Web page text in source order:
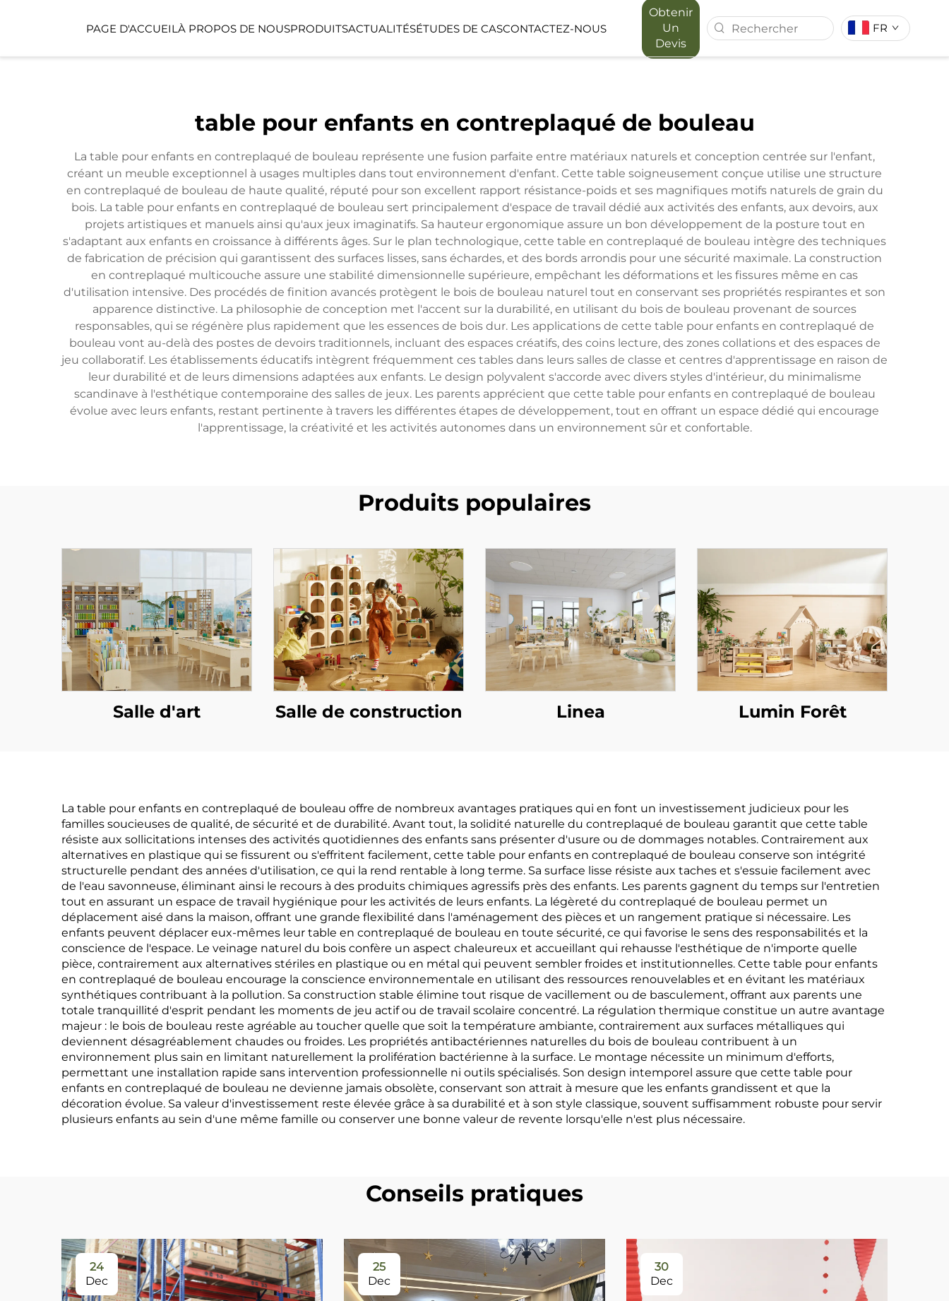
PAGE D'ACCUEIL À PROPOS DE NOUSPRODUITSACTUALITÉSÉTUDES DE CASCONTACTEZ-NOUS
Obtenir
Un
Devis
FR
table pour enfants en contreplaqué de bouleau
La table pour enfants en contreplaqué de bouleau représente une fusion parfaite entre matériaux naturels et conception centrée sur l'enfant,
créant un meuble exceptionnel à usages multiples dans tout environnement d'enfant. Cette table soigneusement conçue utilise une structure
en contreplaqué de bouleau de haute qualité, réputé pour son excellent rapport résistance-poids et ses magnifiques motifs naturels de grain du
bois. La table pour enfants en contreplaqué de bouleau sert principalement d'espace de travail dédié aux activités des enfants, aux devoirs, aux
projets artistiques et manuels ainsi qu'aux jeux imaginatifs. Sa hauteur ergonomique assure un bon développement de la posture tout en
s'adaptant aux enfants en croissance à différents âges. Sur le plan technologique, cette table en contreplaqué de bouleau intègre des techniques
de fabrication de précision qui garantissent des surfaces lisses, sans échardes, et des bords arrondis pour une sécurité maximale. La construction
en contreplaqué multicouche assure une stabilité dimensionnelle supérieure, empêchant les déformations et les fissures même en cas
d'utilisation intensive. Des procédés de finition avancés protègent le bois de bouleau naturel tout en conservant ses propriétés respirantes et son
apparence distinctive. La philosophie de conception met l'accent sur la durabilité, en utilisant du bois de bouleau provenant de sources
responsables, qui se régénère plus rapidement que les essences de bois dur. Les applications de cette table pour enfants en contreplaqué de
bouleau vont au-delà des postes de devoirs traditionnels, incluant des espaces créatifs, des coins lecture, des zones collations et des espaces de
jeu collaboratif. Les établissements éducatifs intègrent fréquemment ces tables dans leurs salles de classe et centres d'apprentissage en raison de
leur durabilité et de leurs dimensions adaptées aux enfants. Le design polyvalent s'accorde avec divers styles d'intérieur, du minimalisme
scandinave à l'esthétique contemporaine des salles de jeux. Les parents apprécient que cette table pour enfants en contreplaqué de bouleau
évolue avec leurs enfants, restant pertinente à travers les différentes étapes de développement, tout en offrant un espace dédié qui encourage
l'apprentissage, la créativité et les activités autonomes dans un environnement sûr et confortable.
Produits populaires
Salle d'art Salle de construction Linea Lumin Forêt
La table pour enfants en contreplaqué de bouleau offre de nombreux avantages pratiques qui en font un investissement judicieux pour les
familles soucieuses de qualité, de sécurité et de durabilité. Avant tout, la solidité naturelle du contreplaqué de bouleau garantit que cette table
résiste aux sollicitations intenses des activités quotidiennes des enfants sans présenter d'usure ou de dommages notables. Contrairement aux
alternatives en plastique qui se fissurent ou s'effritent facilement, cette table pour enfants en contreplaqué de bouleau conserve son intégrité
structurelle pendant des années d'utilisation, ce qui la rend rentable à long terme. Sa surface lisse résiste aux taches et s'essuie facilement avec
de l'eau savonneuse, éliminant ainsi le recours à des produits chimiques agressifs près des enfants. Les parents gagnent du temps sur l'entretien
tout en assurant un espace de travail hygiénique pour les activités de leurs enfants. La légèreté du contreplaqué de bouleau permet un
déplacement aisé dans la maison, offrant une grande flexibilité dans l'aménagement des pièces et un rangement pratique si nécessaire. Les
enfants peuvent déplacer eux-mêmes leur table en contreplaqué de bouleau en toute sécurité, ce qui favorise le sens des responsabilités et la
conscience de l'espace. Le veinage naturel du bois confère un aspect chaleureux et accueillant qui rehausse l'esthétique de n'importe quelle
pièce, contrairement aux alternatives stériles en plastique ou en métal qui peuvent sembler froides et institutionnelles. Cette table pour enfants
en contreplaqué de bouleau encourage la conscience environnementale en utilisant des ressources renouvelables et en évitant les matériaux
synthétiques contribuant à la pollution. Sa construction stable élimine tout risque de vacillement ou de basculement, offrant aux parents une
totale tranquillité d'esprit pendant les moments de jeu actif ou de travail scolaire concentré. La régulation thermique constitue un autre avantage
majeur : le bois de bouleau reste agréable au toucher quelle que soit la température ambiante, contrairement aux surfaces métalliques qui
deviennent désagréablement chaudes ou froides. Les propriétés antibactériennes naturelles du bois de bouleau contribuent à un
environnement plus sain en limitant naturellement la prolifération bactérienne à la surface. Le montage nécessite un minimum d'efforts,
permettant une installation rapide sans intervention professionnelle ni outils spécialisés. Son design intemporel assure que cette table pour
enfants en contreplaqué de bouleau ne devienne jamais obsolète, conservant son attrait à mesure que les enfants grandissent et que la
décoration évolue. Sa valeur d'investissement reste élevée grâce à sa durabilité et à son style classique, souvent suffisamment robuste pour servir
plusieurs enfants au sein d'une même famille ou conserver une bonne valeur de revente lorsqu'elle n'est plus nécessaire.
Conseils pratiques
24
Dec
25
Dec
30
Dec